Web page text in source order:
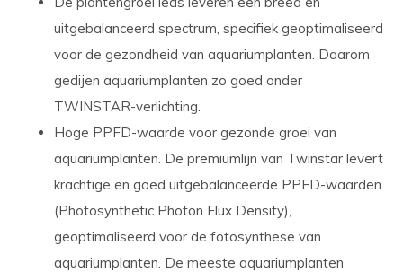
uitgebalanceerd spectrum, specifiek geoptimaliseerd
voor de gezondheid van aquariumplanten. Daarom
gedijen aquariumplanten zo goed onder
TWINSTAR-verlichting.
Hoge PPFD-waarde voor gezonde groei van
aquariumplanten. De premiumlijn van Twinstar levert
krachtige en goed uitgebalanceerde PPFD-waarden
(Photosynthetic Photon Flux Density),
geoptimaliseerd voor de fotosynthese van
aquariumplanten. De meeste aquariumplanten